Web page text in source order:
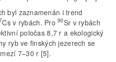
byl zaznamenán i trend
Cs v rybách. Pro90Sr v rybách
poločas 8,7 r a ekologický
ryb ve finských jezerech se
7–30 r [5].